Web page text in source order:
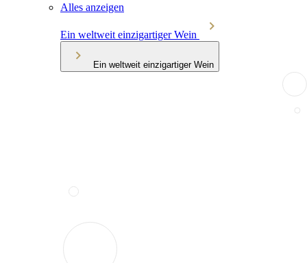
Alles anzeigen
Ein weltweit einzigartiger Wein
Ein weltweit einzigartiger Wein